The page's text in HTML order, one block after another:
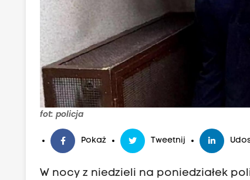
fot: policja
Pokaż Tweetnij
W nocy z niedzieli na poniedziałek